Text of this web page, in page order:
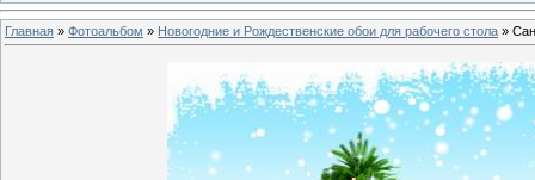
Главная » Фотоальбом » Новогодние и Рождественские обои для рабочего стола »